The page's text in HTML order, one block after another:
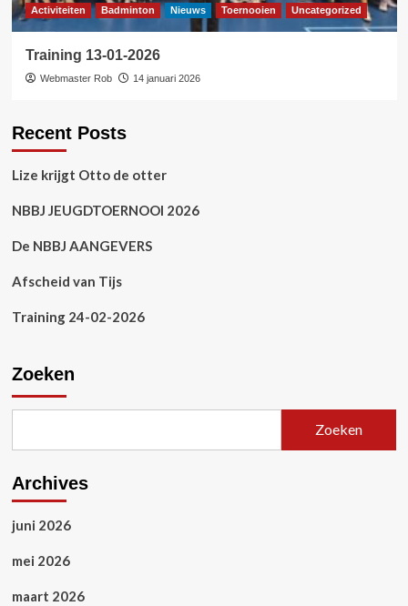
Activiteiten Badminton Nieuws Toernooien Uncategorized
Training 13-01-2026
Webmaster Rob 14 januari 2026
Recent Posts
Lize krijgt Otto de otter
NBBJ JEUGDTOERNOOI 2026
De NBBJ AANGEVERS
Afscheid van Tijs
Training 24-02-2026
Zoeken
Zoeken
Archives
juni 2026
mei 2026
maart 2026